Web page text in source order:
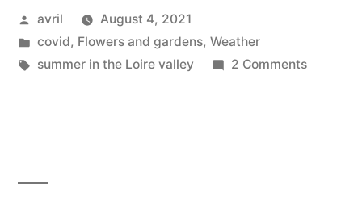
Posted
by
avril
August 4, 2021
Posted
in
covid, Flowers and gardens, Weather
Tags:
summer in the Loire valley 2 Commentson